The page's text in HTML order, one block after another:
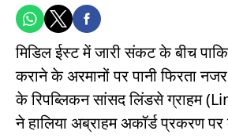
मिडिल ईस्ट में जारी संकट के बीच
कराने के अरमानों पर पानी फिरता
के रिपब्लिकन सांसद लिंडसे ग्राहम
ने हालिया अब्राहम अकॉर्ड प्रकरण